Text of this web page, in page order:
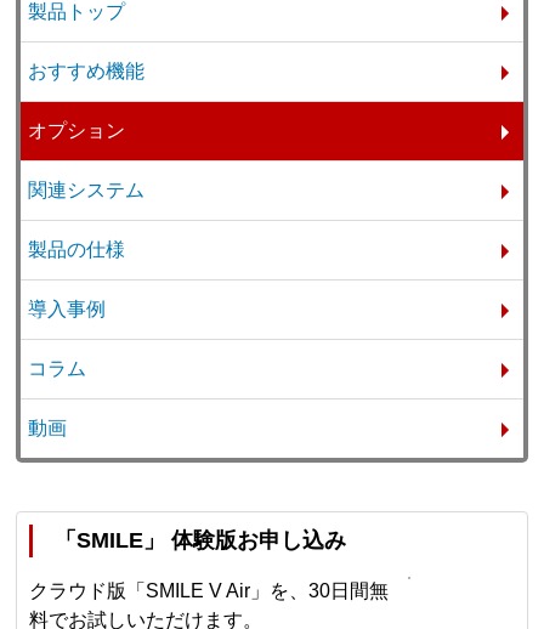
製品トップ
おすすめ機能
オプション
関連システム
製品の仕様
導入事例
コラム
動画
「SMILE」 体験版お申し込み
クラウド版「SMILE V Air」を、30日間無
料でお試しいただけます。